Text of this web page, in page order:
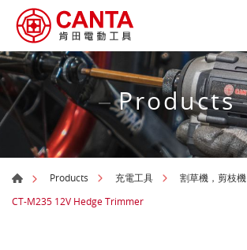
Products
Products 充電工具
割草機，剪枝機
CT-M235 12V Hedge Trimmer